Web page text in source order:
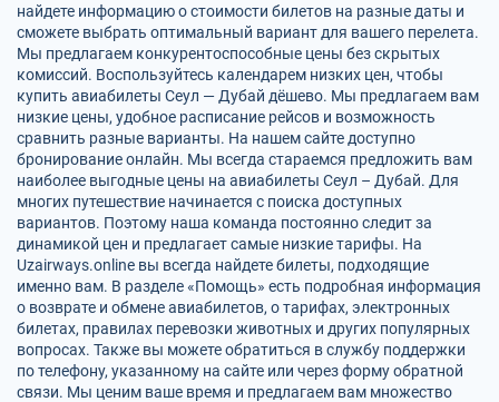
найдете информацию о стоимости билетов на разные даты и
сможете выбрать оптимальный вариант для вашего перелета.
Мы предлагаем конкурентоспособные цены без скрытых
комиссий. Воспользуйтесь календарем низких цен, чтобы
купить авиабилеты Сеул — Дубай дёшево. Мы предлагаем вам
низкие цены, удобное расписание рейсов и возможность
сравнить разные варианты. На нашем сайте доступно
бронирование онлайн. Мы всегда стараемся предложить вам
наиболее выгодные цены на авиабилеты Сеул – Дубай. Для
многих путешествие начинается с поиска доступных
вариантов. Поэтому наша команда постоянно следит за
динамикой цен и предлагает самые низкие тарифы. На
Uzairways.online вы всегда найдете билеты, подходящие
именно вам. В разделе «Помощь» есть подробная информация
о возврате и обмене авиабилетов, о тарифах, электронных
билетах, правилах перевозки животных и других популярных
вопросах. Также вы можете обратиться в службу поддержки
по телефону, указанному на сайте или через форму обратной
связи. Мы ценим ваше время и предлагаем вам множество